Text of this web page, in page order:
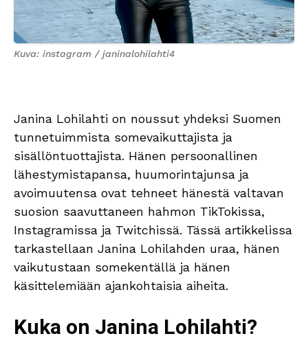
Kuva: instagram / janinalohilahti4
Janina Lohilahti on noussut yhdeksi Suomen
tunnetuimmista somevaikuttajista ja
sisällöntuottajista. Hänen persoonallinen
lähestymistapansa, huumorintajunsa ja
avoimuutensa ovat tehneet hänestä valtavan
suosion saavuttaneen hahmon TikTokissa,
Instagramissa ja Twitchissä. Tässä artikkelissa
tarkastellaan Janina Lohilahden uraa, hänen
vaikutustaan somekentällä ja hänen
käsittelemiään ajankohtaisia aiheita.
Kuka on Janina Lohilahti?